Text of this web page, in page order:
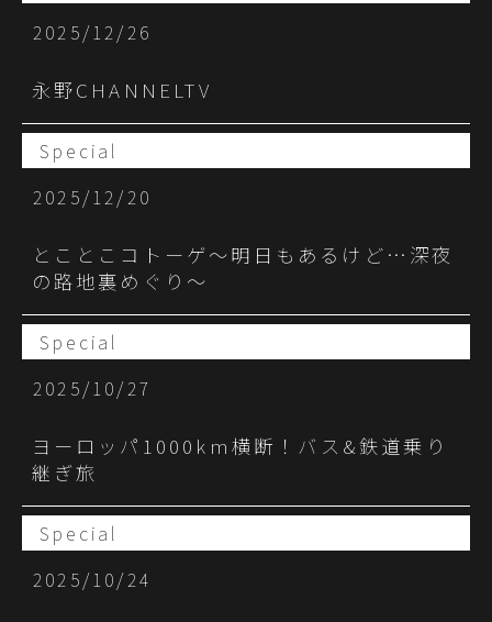
2025/12/26
永野CHANNELTV
Special
2025/12/20
とことこコトーゲ～明日もあるけど…深夜
の路地裏めぐり～
Special
2025/10/27
ヨーロッパ1000km横断！バス&鉄道乗り
継ぎ旅
Special
2025/10/24